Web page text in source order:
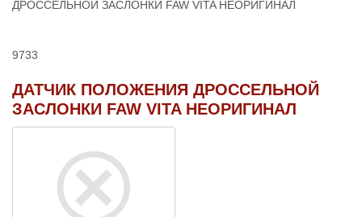
ДРОССЕЛЬНОЙ ЗАСЛОНКИ FAW VITA НЕОРИГИНАЛ
9733
ДАТЧИК ПОЛОЖЕНИЯ ДРОССЕЛЬНОЙ
ЗАСЛОНКИ FAW VITA НЕОРИГИНАЛ